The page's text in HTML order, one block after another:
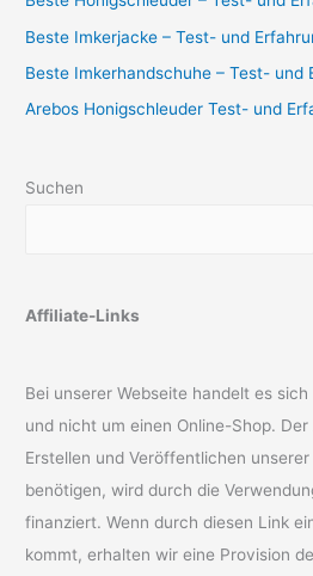
Beste Imkerjacke – Test- und
Beste Imkerhandschuhe – Test- und
Arebos Honigschleuder Test- und
Suchen
Affiliate-Links
Bei unserer Webseite handelt es
und nicht um einen Online-Shop.
Erstellen und Veröffentlichen
benötigen, wird durch die
finanziert. Wenn durch diesen Link
kommt, erhalten wir eine Provision